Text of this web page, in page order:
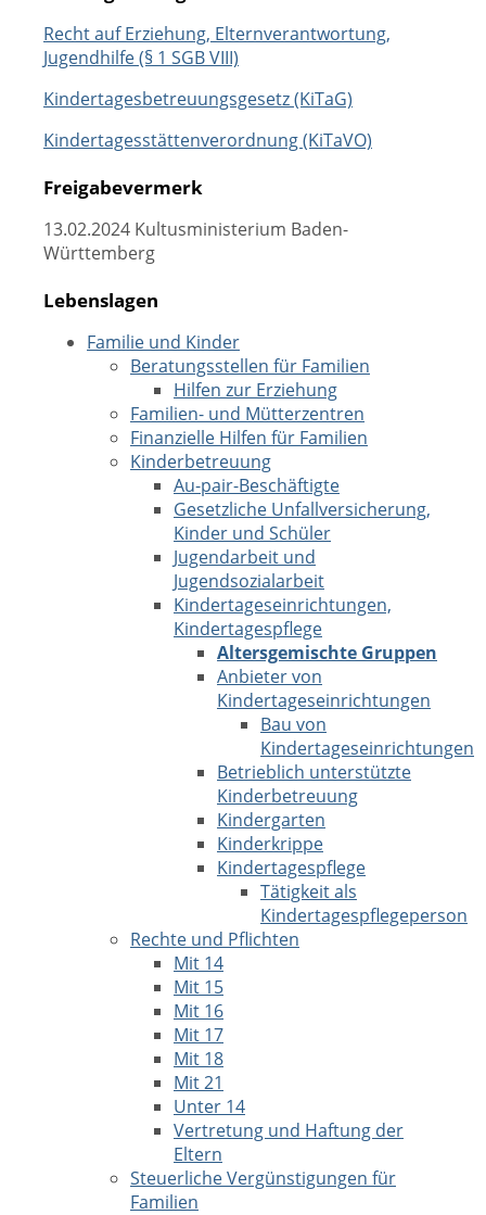
Recht auf Erziehung, Elternverantwortung,
Jugendhilfe (§ 1 SGB VIII)
Kindertagesbetreuungsgesetz (KiTaG)
Kindertagesstättenverordnung (KiTaVO)
Freigabevermerk
13.02.2024 Kultusministerium Baden-
Württemberg
Lebenslagen
Familie und Kinder
Beratungsstellen für Familien
Hilfen zur Erziehung
Familien- und Mütterzentren
Finanzielle Hilfen für Familien
Kinderbetreuung
Au-pair-Beschäftigte
Gesetzliche Unfallversicherung,
Kinder und Schüler
Jugendarbeit und
Jugendsozialarbeit
Kindertageseinrichtungen,
Kindertagespflege
Altersgemischte Gruppen
Anbieter von
Kindertageseinrichtungen
Bau von
Kindertageseinrichtungen
Betrieblich unterstützte
Kinderbetreuung
Kindergarten
Kinderkrippe
Kindertagespflege
Tätigkeit als
Kindertagespflegeperson
Rechte und Pflichten
Mit 14
Mit 15
Mit 16
Mit 17
Mit 18
Mit 21
Unter 14
Vertretung und Haftung der
Eltern
Steuerliche Vergünstigungen für
Familien